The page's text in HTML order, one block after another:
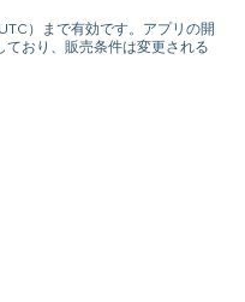
）まで有効です。アプリの開
おり、販売条件は変更される